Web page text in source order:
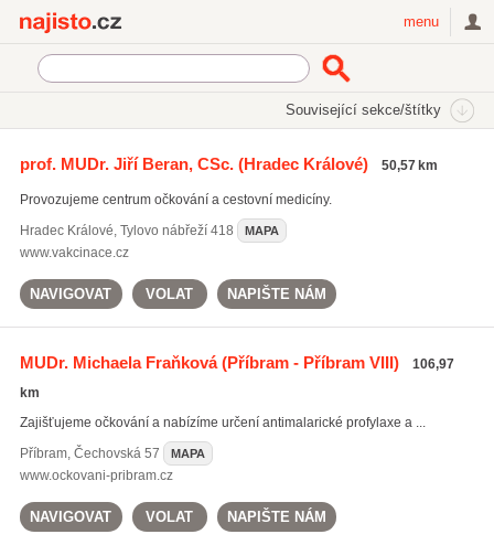
menu
Související sekce/štítky
očkování proti žluté zimnici (34)
očkovací centra(38)
prof. MUDr. Jiří Beran, CSc.(Hradec Králové) 50,57 km
Provozujeme centrum očkování a cestovní medicíny.
Hradec Králové, Tylovo nábřeží 418 MAPA
www.vakcinace.cz
NAVIGOVAT VOLAT NAPIŠTE NÁM
MUDr. Michaela Fraňková(Příbram - Příbram VIII)
106,97
km
Zajišťujeme očkování a nabízíme určení antimalarické profylaxe a ...
Příbram, Čechovská 57 MAPA
www.ockovani-pribram.cz
NAVIGOVAT VOLAT NAPIŠTE NÁM